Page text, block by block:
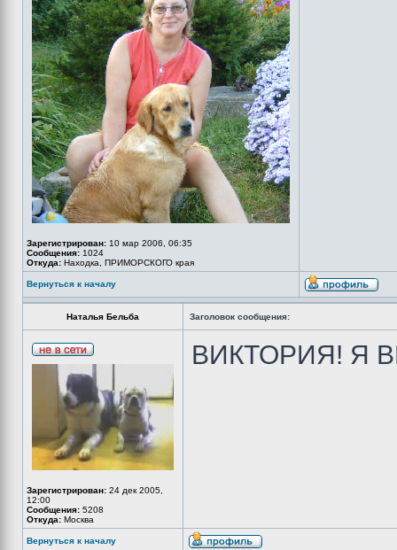
Зарегистрирован: 10 мар 2006, 06:35
Сообщения: 1024
Откуда: Находка, ПРИМОРСКОГО края
Вернуться к началу
Наталья Бельба Заголовок сообщения:
Зарегистрирован: 24 дек 2005,
12:00
Сообщения: 5208
Откуда: Москва
ВИКТОРИЯ! Я
Вернуться к началу